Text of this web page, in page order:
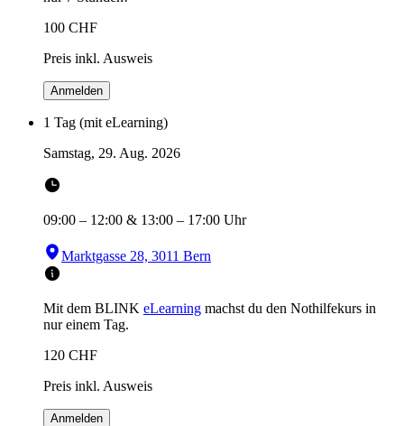
100 CHF
Preis inkl. Ausweis
Anmelden
1 Tag (mit eLearning)
Samstag, 29. Aug. 2026
09:00 – 12:00 & 13:00 – 17:00 Uhr
Marktgasse 28, 3011 Bern
Mit dem BLINK eLearning machst du den Nothilfekurs in
nur einem Tag.
120 CHF
Preis inkl. Ausweis
Anmelden